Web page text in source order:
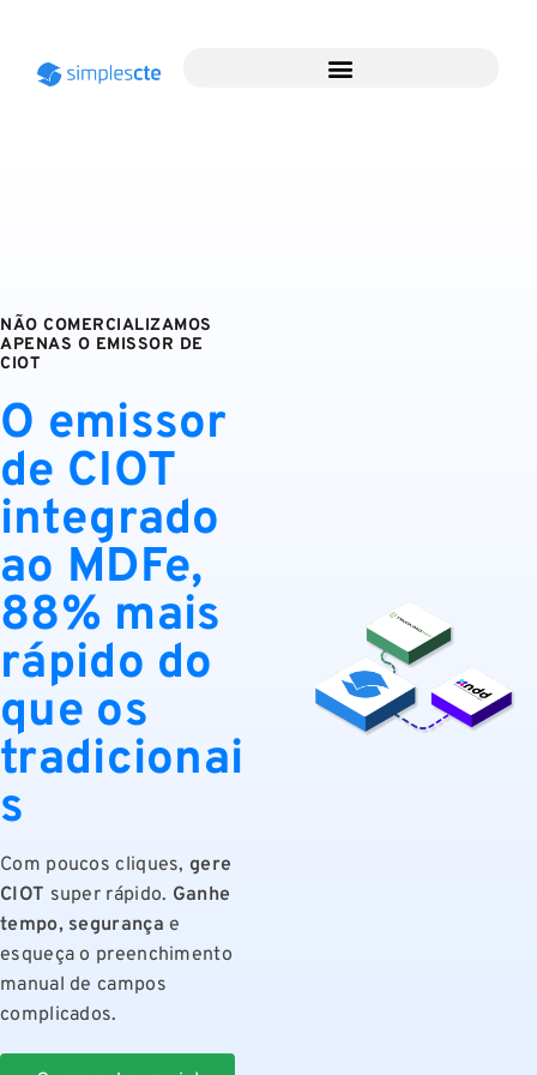
NÃO COMERCIALIZAMOS
APENAS O EMISSOR DE
CIOT
O emissor
de CIOT
integrado
ao MDFe,
88% mais
rápido do
que os
tradicionai
s
Com poucos cliques, gere
CIOT super rápido. Ganhe
tempo, segurança e
esqueça o preenchimento
manual de campos
complicados.